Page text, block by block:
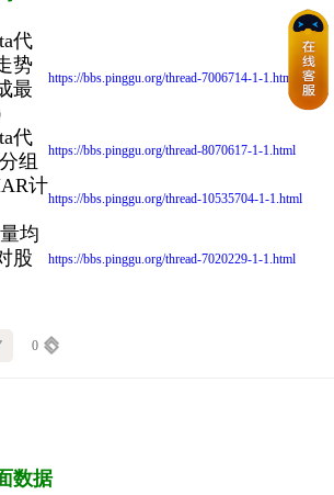
代
势
最
https://bbs.pinggu.org/thread-7006714-1-1.html
代
组
https://bbs.pinggu.org/thread-8070617-1-1.html
计
https://bbs.pinggu.org/thread-10535704-1-1.html
均
股
https://bbs.pinggu.org/thread-7020229-1-1.html
0
数据